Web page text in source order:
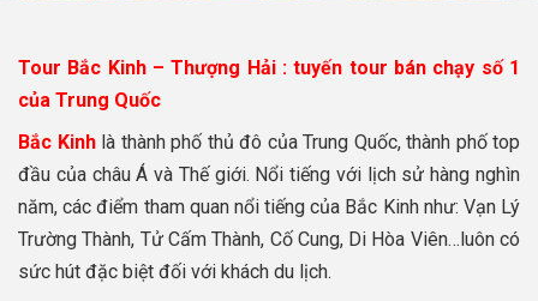
Tour Bắc Kinh – Thượng Hải : tuyến tour bán chạy số 1
của Trung Quốc
Bắc Kinh là thành phố thủ đô của Trung Quốc, thành phố top
đầu của châu Á và Thế giới. Nổi tiếng với lịch sử hàng nghìn
năm, các điểm tham quan nổi tiếng của Bắc Kinh như: Vạn Lý
Trường Thành, Tử Cấm Thành, Cố Cung, Di Hòa Viên…luôn có
sức hút đặc biệt đối với khách du lịch.